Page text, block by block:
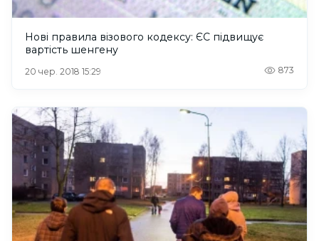
Нові правила візового кодексу: ЄС підвищує
вартість шенгену
20 чер. 2018 15:29 873